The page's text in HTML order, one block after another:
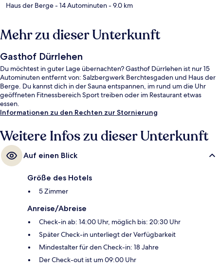
Haus der Berge- 14 Autominuten- 9.0 km
Mehr zu dieser Unterkunft
Gasthof Dürrlehen
Du möchtest in guter Lage übernachten? Gasthof Dürrlehen ist nur 15
Autominuten entfernt von: Salzbergwerk Berchtesgaden und Haus der
Berge. Du kannst dich in der Sauna entspannen, im rund um die Uhr
geöffneten Fitnessbereich Sport treiben oder im Restaurant etwas
essen.
Informationen zu den Rechten zur Stornierung
Weitere Infos zu dieser Unterkunft
Auf einen Blick
Größe des Hotels
5 Zimmer
Anreise/Abreise
Check-in ab: 14:00 Uhr, möglich bis: 20:30 Uhr
Später Check-in unterliegt der Verfügbarkeit
Mindestalter für den Check-in: 18 Jahre
Der Check-out ist um 09:00 Uhr